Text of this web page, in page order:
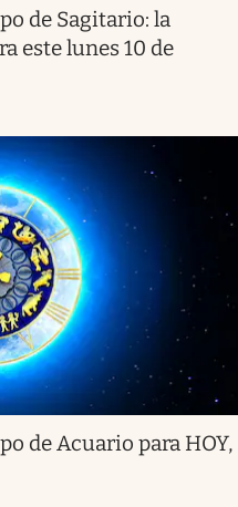
de Sagitario: la
este lunes 10 de
de Acuario para HOY,